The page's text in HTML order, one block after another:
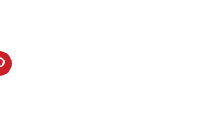
Klick,
um